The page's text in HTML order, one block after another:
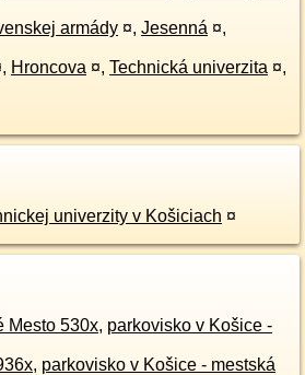
armády ¤, Jesenná ¤,
, Hroncova ¤, Technická univerzita ¤,
univerzity v Košiciach ¤
Mesto 530x, parkovisko v Košice -
, parkovisko v Košice - mestská